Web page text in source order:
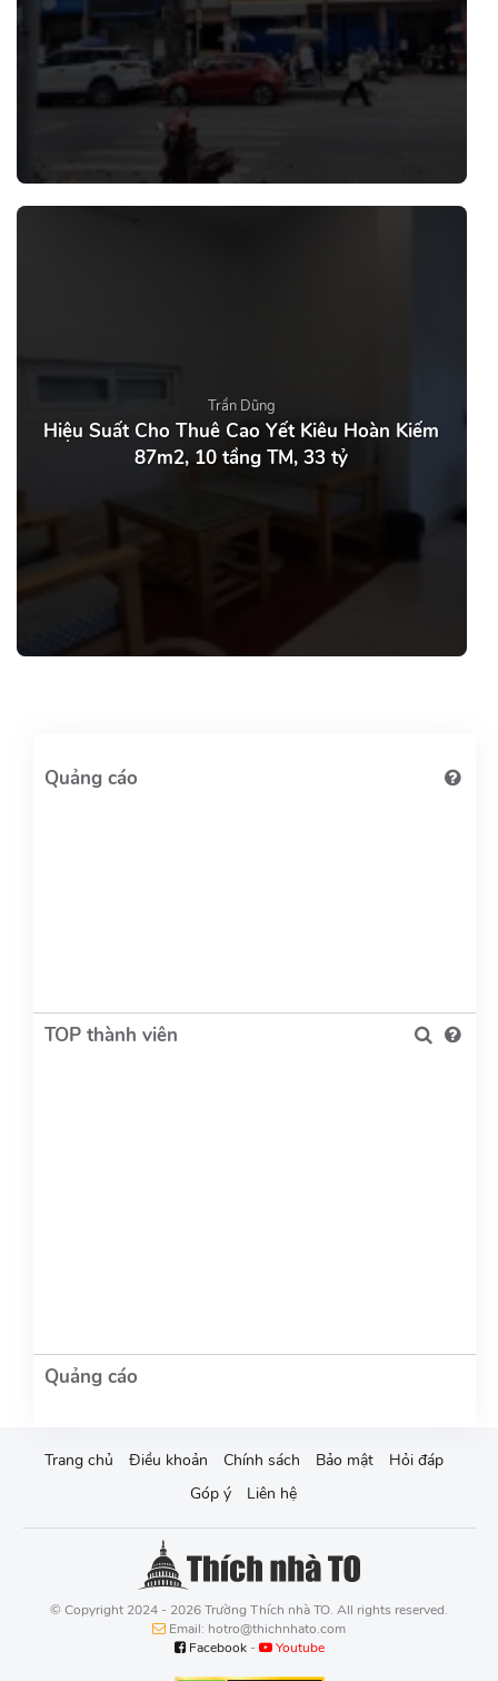
Trần Dũng
Hiệu Suất Cho Thuê Cao Yết Kiêu Hoàn Kiếm
87m2, 10 tầng TM, 33 tỷ
TOP thành viên
Trang chủ Điều khoản Chính sách Bảo mật
Hỏi đáp
Góp ý
Liên hệ
© Copyright 2024 - 2026 Trường Thích nhà TO. All rights reserved.
Email: hotro@thichnhato.com
Facebook- Youtube